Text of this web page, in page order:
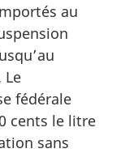
au
Le
fédérale
cents le litre
sans